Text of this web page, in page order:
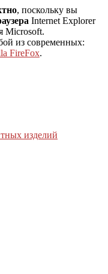
, поскольку вы
Internet Explorer
Microsoft.
из современных:
FireFox.
изделий